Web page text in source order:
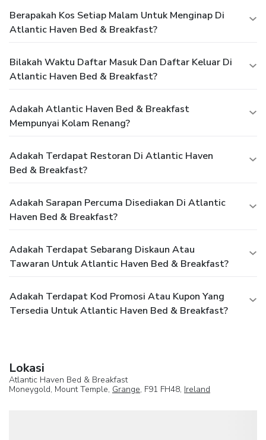
Berapakah Kos Setiap Malam Untuk Menginap Di
Atlantic Haven Bed & Breakfast?
Bilakah Waktu Daftar Masuk Dan Daftar Keluar Di
Atlantic Haven Bed & Breakfast?
Adakah Atlantic Haven Bed & Breakfast
Mempunyai Kolam Renang?
Adakah Terdapat Restoran Di Atlantic Haven
Bed & Breakfast?
Adakah Sarapan Percuma Disediakan Di Atlantic
Haven Bed & Breakfast?
Adakah Terdapat Sebarang Diskaun Atau
Tawaran Untuk Atlantic Haven Bed & Breakfast?
Adakah Terdapat Kod Promosi Atau Kupon Yang
Tersedia Untuk Atlantic Haven Bed & Breakfast?
Lokasi
Atlantic Haven Bed & Breakfast
Moneygold, Mount Temple, Grange, F91 FH48, Ireland